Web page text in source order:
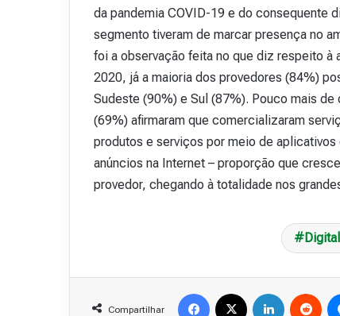
da pandemia COVID-19 e do consequente
segmento tiveram de marcar presença no
foi a observação feita no que diz respeito à
2020, já a maioria dos provedores (84%)
Sudeste (90%) e Sul (87%). Pouco mais
(69%) afirmaram que comercializaram
produtos e serviços por meio de
anúncios na Internet – proporção que
provedor, chegando à totalidade nos
Compartilhar